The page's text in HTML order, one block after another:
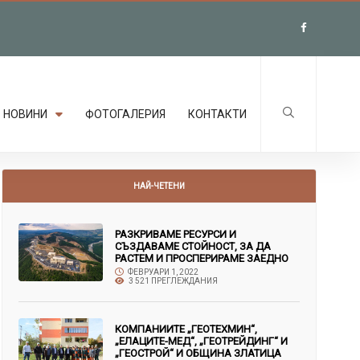
НОВИНИ ФОТОГАЛЕРИЯ КОНТАКТИ
НАЙ-ЧЕТЕНИ
РАЗКРИВАМЕ РЕСУРСИ И
СЪЗДАВАМЕ СТОЙНОСТ, ЗА ДА
РАСТЕМ И ПРОСПЕРИРАМЕ ЗАЕДНО
ФЕВРУАРИ 1, 2022
3 521 ПРЕГЛЕЖДАНИЯ
КОМПАНИИТЕ „ГЕОТЕХМИН“,
„ЕЛАЦИТЕ-МЕД“, „ГЕОТРЕЙДИНГ“ И
„ГЕОСТРОЙ“ И ОБЩИНА ЗЛАТИЦА